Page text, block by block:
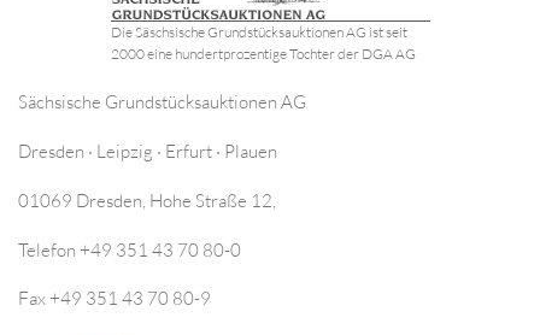
Die Säschsische Grundstücksauktionen AG ist seit
2000 eine hundertprozentige Tochter der DGA AG
Sächsische Grundstücksauktionen AG
Dresden · Leipzig · Erfurt · Plauen
01069 Dresden, Hohe Straße 12,
Telefon +49 351 43 70 80-0
Fax +49 351 43 70 80-9